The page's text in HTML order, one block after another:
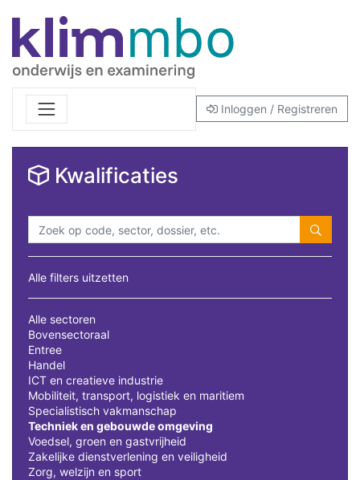
Inloggen / Registreren
Kwalificaties
Alle filters uitzetten
Alle sectoren
Bovensectoraal
Entree
Handel
ICT en creatieve industrie
Mobiliteit, transport, logistiek en maritiem
Specialistisch vakmanschap
Techniek en gebouwde omgeving
Voedsel, groen en gastvrijheid
Zakelijke dienstverlening en veiligheid
Zorg, welzijn en sport